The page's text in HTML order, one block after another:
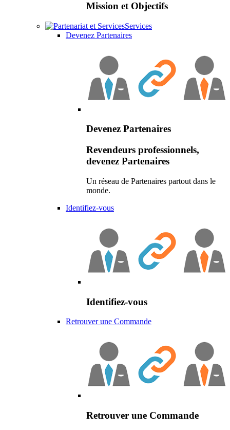
Mission et Objectifs
Services
Devenez Partenaires
Devenez Partenaires
Revendeurs professionnels,
devenez Partenaires
Un réseau de Partenaires partout dans le
monde.
Identifiez-vous
Identifiez-vous
Retrouver une Commande
Retrouver une Commande